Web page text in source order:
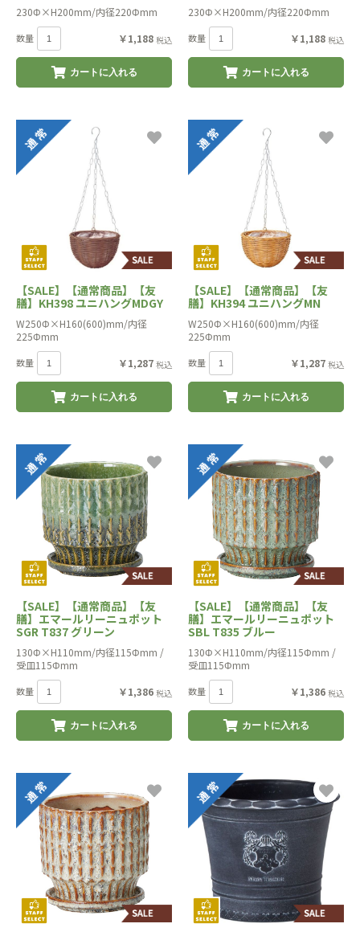
230Φ×H200mm/内径220Φmm
数量 ￥1,188 税込
カートに入れる
230Φ×H200mm/内径220Φmm
数量 ￥1,188 税込
カートに入れる
【SALE】【通常商品】【友
膳】KH398 ユニハングMDGY
W250Φ×H160(600)mm/内径
225Φmm
数量 ￥1,287 税込
カートに入れる
【SALE】【通常商品】【友
膳】KH394 ユニハングMN
W250Φ×H160(600)mm/内径
225Φmm
数量 ￥1,287 税込
カートに入れる
【SALE】【通常商品】【友
膳】エマールリーニュポット
SGR T837 グリーン
130Φ×H110mm/内径115Φmm /
受皿115Φmm
数量 ￥1,386 税込
カートに入れる
【SALE】【通常商品】【友
膳】エマールリーニュポット
SBL T835 ブルー
130Φ×H110mm/内径115Φmm /
受皿115Φmm
数量 ￥1,386 税込
カートに入れる